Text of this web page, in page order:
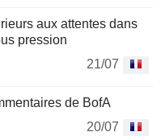
aux attentes dans
pression
21/07
de BofA
20/07